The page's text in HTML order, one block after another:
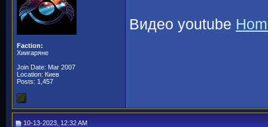
Faction:
Хиигаряне
Join Date: Mar 2007
Location: Киев
Posts: 1,457
Видео youtube
10-13-2023, 12:32 AM